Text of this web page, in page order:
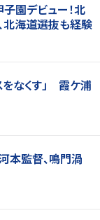
園デビュー！北
北海道選抜も経験
をなくす」 霞ケ浦
本監督、鳴門渦